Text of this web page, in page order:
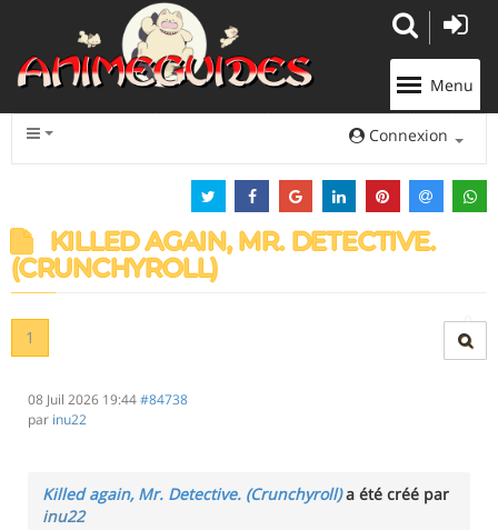
Menu
Connexion
KILLED AGAIN, MR. DETECTIVE.
(CRUNCHYROLL)
1
08 Juil 2026 19:44#84738
par inu22
Killed again, Mr. Detective. (Crunchyroll)a été créé par
inu22
Panneau de gestion des cookies